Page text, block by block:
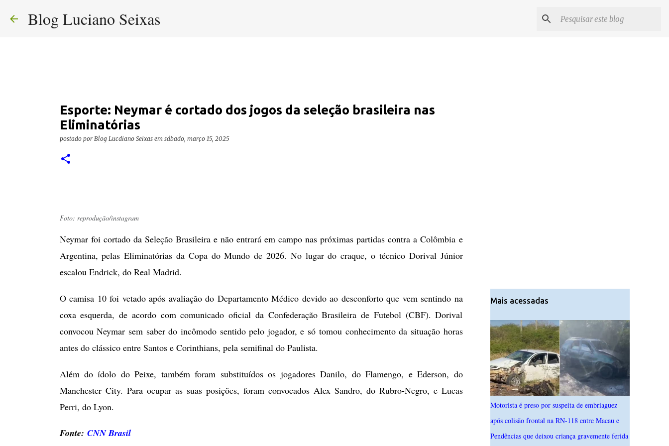
Blog Luciano Seixas
Esporte: Neymar é cortado dos jogos da seleção brasileira nas
Eliminatórias
postado por Blog Lucdiano Seixas em sábado, março 15, 2025
Foto: reprodução/instagram
Neymar foi cortado da Seleção Brasileira e não entrará em campo nas próximas partidas contra a Colômbia e
Argentina, pelas Eliminatórias da Copa do Mundo de 2026. No lugar do craque, o técnico Dorival Júnior
escalou Endrick, do Real Madrid.
O camisa 10 foi vetado após avaliação do Departamento Médico devido ao desconforto que vem sentindo na
coxa esquerda, de acordo com comunicado oficial da Confederação Brasileira de Futebol (CBF). Dorival
convocou Neymar sem saber do incômodo sentido pelo jogador, e só tomou conhecimento da situação horas
antes do clássico entre Santos e Corinthians, pela semifinal do Paulista.
Além do ídolo do Peixe, também foram substituídos os jogadores Danilo, do Flamengo, e Ederson, do
Manchester City. Para ocupar as suas posições, foram convocados Alex Sandro, do Rubro-Negro, e Lucas
Perri, do Lyon.
Fonte: CNN Brasil
Mais acessadas
Motorista é preso por suspeita de embriaguez
após colisão frontal na RN-118 entre Macau e
Pendências que deixou criança gravemente ferida